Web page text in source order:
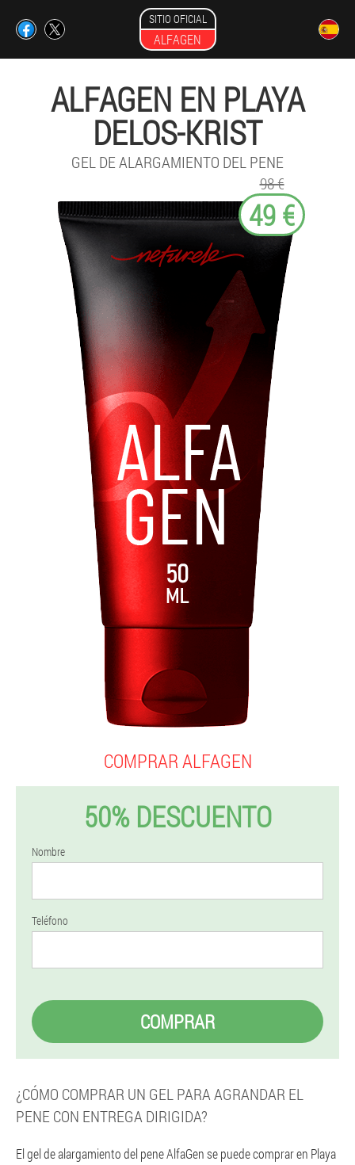
SITIO OFICIAL
ALFAGEN
ALFAGEN EN PLAYA
DELOS-KRIST
GEL DE ALARGAMIENTO DEL PENE
98 €
49 €
COMPRAR ALFAGEN
50% DESCUENTO
Nombre
Teléfono
COMPRAR
¿CÓMO COMPRAR UN GEL PARA AGRANDAR EL
PENE CON ENTREGA DIRIGIDA?
El gel de alargamiento del pene AlfaGen se puede comprar en Playa